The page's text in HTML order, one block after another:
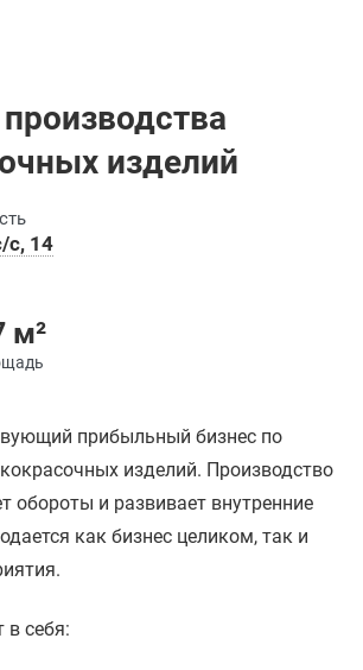
изделий
с, 14
м²
прибыльный бизнес по
изделий. Производство
обороты и развивает внутренние
как бизнес целиком, так и
в себя: